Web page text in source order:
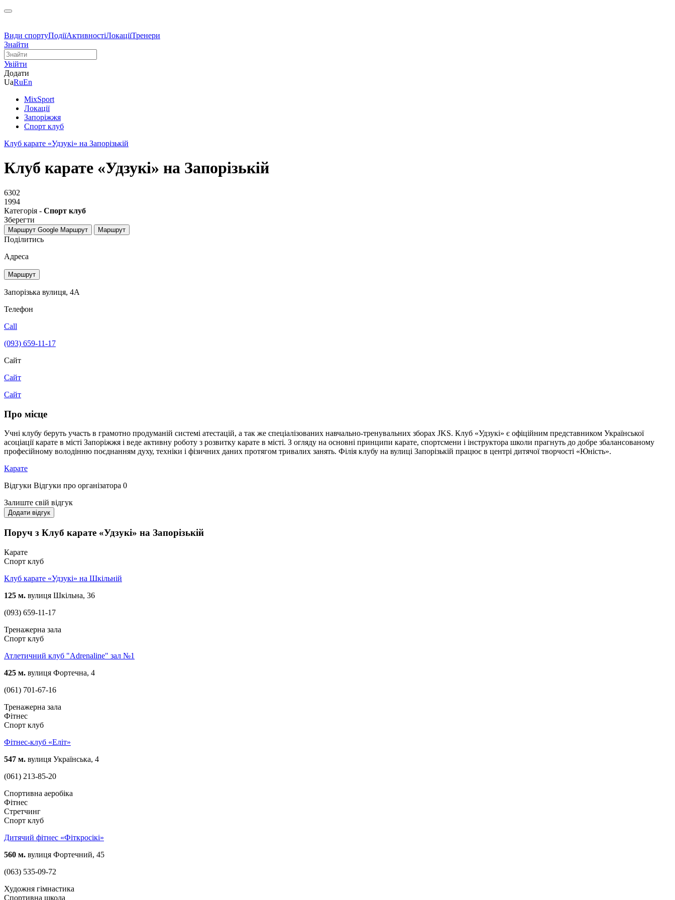
Види спортуПодіїАктивностіЛокаціїТренери
Знайти
Увійти
Додати
UaRuEn
MixSport
Локації
Запоріжжя
Спорт клуб
Клуб карате «Удзукі» на Запорізькій
Клуб карате «Удзукі» на Запорізькій
6302
1994
Категорія - Спорт клуб
Зберегти
Маршрут Google Маршрут Маршрут
Поділитись
Адреса
Маршрут
Запорізька вулиця, 4А
Телефон
Call
(093) 659-11-17
Сайт
Сайт
Сайт
Про місце
Учні клубу беруть участь в грамотно продуманій системі атестацій, а так же спеціалізованих навчально-тренувальних зборах JKS. Клуб «Удзукі» є офіційним представником Української
асоціації карате в місті Запоріжжя і веде активну роботу з розвитку карате в місті. З огляду на основні принципи карате, спортсмени і інструктора школи прагнуть до добре збалансованому
професійному володінню поєднанням духу, техніки і фізичних даних протягом тривалих занять. Філія клубу на вулиці Запорізькій працює в центрі дитячої творчості «Юність».
Карате
Відгуки Відгуки про організатора 0
Залиште свій відгук
Додати відгук
Поруч з Клуб карате «Удзукі» на Запорізькій
Карате
Спорт клуб
Клуб карате «Удзукі» на Шкільній
125 м. вулиця Шкільна, 36
(093) 659-11-17
Тренажерна зала
Спорт клуб
Атлетичний клуб "Adrenaline" зал №1
425 м. вулиця Фортечна, 4
(061) 701-67-16
Тренажерна зала
Фітнес
Спорт клуб
Фітнес-клуб «Еліт»
547 м. вулиця Українська, 4
(061) 213-85-20
Спортивна аеробіка
Фітнес
Стретчинг
Спорт клуб
Дитячий фітнес «Фіткросікі»
560 м. вулиця Фортечний, 45
(063) 535-09-72
Художня гімнастика
Спортивна школа